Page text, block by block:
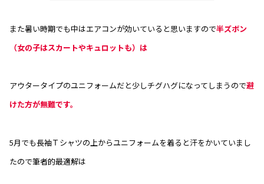
また暑い時期でも中はエアコンが効いていると思いますので半ズボン
（女の子はスカートやキュロットも）は
アウタータイプのユニフォームだと少しチグハグになってしまうので避
けた方が無難です。
5月でも長袖Ｔシャツの上からユニフォームを着ると汗をかいていまし
たので筆者的最適解は